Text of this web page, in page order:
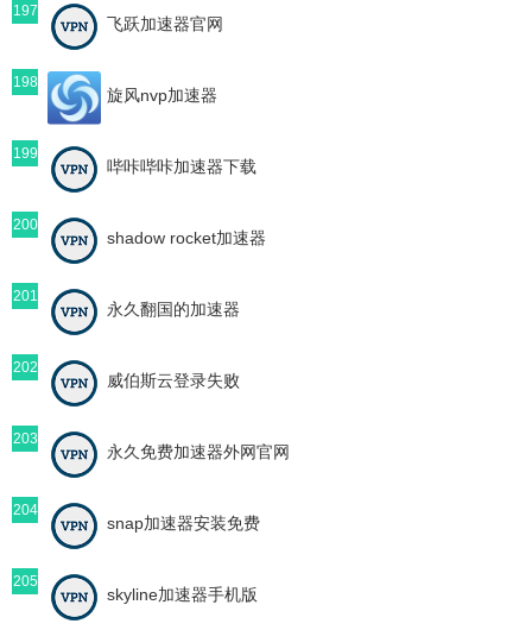
197
飞跃加速器官网
198
旋风nvp加速器
199
哔咔哔咔加速器下载
200
shadow rocket加速器
201
永久翻国的加速器
202
威伯斯云登录失败
203
永久免费加速器外网官网
204
snap加速器安装免费
205
skyline加速器手机版